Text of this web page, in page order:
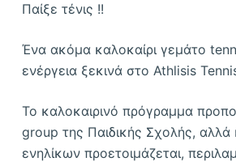
Παίξε τένις !!
Ένα ακόμα καλοκαίρι γεμάτο
ενέργεια ξεκινά στο Athlisis
Το καλοκαιρινό πρόγραμμα
group της Παιδικής Σχολής, αλλά
ενηλίκων προετοιμάζεται,